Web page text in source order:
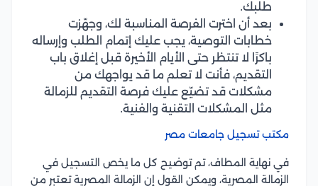
طلبك.
بعد أن اخترت الفرصة المناسبة لك، وجهّزت
خطابات التوصية، يجب عليك إتمام الطلب وإرساله
باكرًا لا تنتظر حتى الأيام الأخيرة قبل إغلاق باب
التقديم، فأنت لا تعلم ما قد يواجهك من
مشكلات قد تضيّع عليك فرصة التقديم للزمالة
مثل المشكلات التقنية والفنية.
مكتب تسجيل جامعات مصر
في نهاية المطاف، تم توضيح كل ما يخص التسجيل في
الزمالة المصرية، ويمكن القول إن الزمالة المصرية تعتبر من